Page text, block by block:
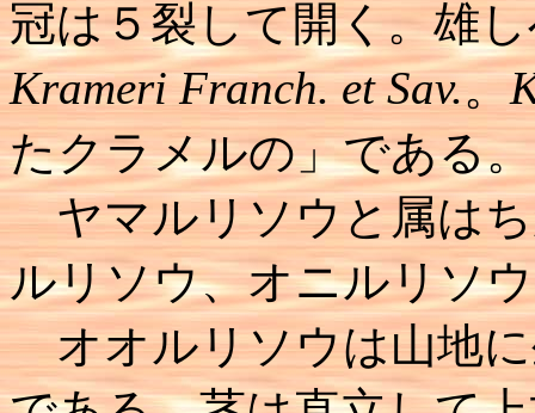
冠は５裂して開く。雄
Krameri Franch. et Sav.。
たクラメルの」である。
ヤマルリソウと属は
ルリソウ、オニルリソ
オオルリソウは山地に